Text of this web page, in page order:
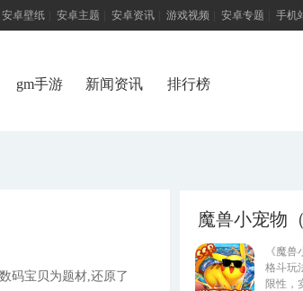
安卓壁纸 安卓主题 安卓资讯 游戏视频 安卓专题 手机
gm手游 新闻资讯 排行榜
码宝贝为题材,还原了
魔兽小宠物
1688充值）
《魔
格斗玩
限性，